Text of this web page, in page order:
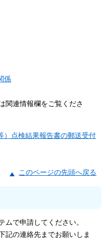
係
関連情報欄をご覧くださ
）点検結果報告書の郵送受付
このページの先頭へ戻る
ムで申請してください。
記の連絡先までお願いしま